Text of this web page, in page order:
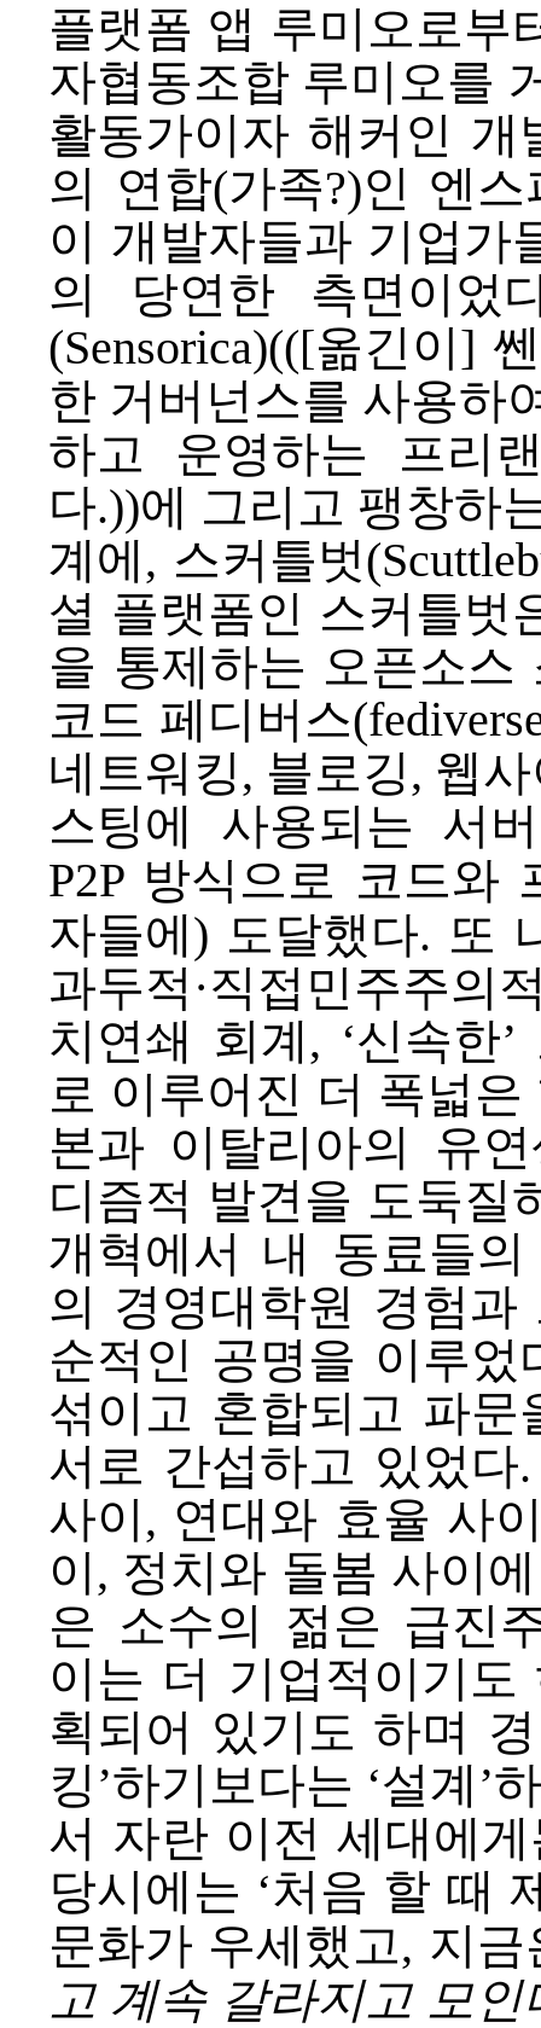
플랫폼 앱 루미오로부
자협동조합 루미오를
활동가이자 해커인 개
의 연합(가족?)인 엔스
이 개발자들과 기업가
의 당연한 측면이
(Sensorica)(([옮긴이]
한 거버넌스를 사용하
하고 운영하는 프리
다.))에 그리고 팽창하
계에, 스커틀벗
셜 플랫폼인 스커틀벗
을 통제하는 오픈소스
코드 페디버스
네트워킹, 블로깅, 웹
스팅에 사용되는 서
P2P 방식으로 코드와
자들에) 도달했다. 또
과두적·직접민주주의
치연쇄 회계, ‘신속한
로 이루어진 더 폭넓
본과 이탈리아의 유
디즘적 발견을 도둑질
개혁에서 내 동료들
의 경영대학원 경험
순적인 공명을 이루
섞이고 혼합되고 파
서로 간섭하고 있었
사이, 연대와 효율 사
이, 정치와 돌봄 사이
은 소수의 젊은 급진
이는 더 기업적이기
획되어 있기도 하며
킹’하기보다는 ‘설계’
서 자란 이전 세대에
당시에는 ‘처음 할 때
문화가 우세했고, 지금
고 계속 갈라지고 모인